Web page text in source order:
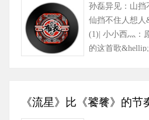
孙磊异见：山挡
仙挡不住人想人
(1)| 小小西灬：
的这首歌
《流星》比《饕餮》的节